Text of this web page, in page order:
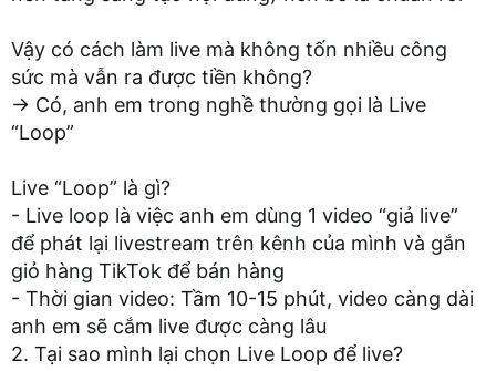
Vậy có cách làm live mà không tốn nhiều công
sức mà vẫn ra được tiền không?
-> Có, anh em trong nghề thường gọi là Live
“Loop”
Live “Loop” là gì?
- Live loop là việc anh em dùng 1 video “giả live”
để phát lại livestream trên kênh của mình và gắn
giỏ hàng TikTok để bán hàng
- Thời gian video: Tầm 10-15 phút, video càng dài
anh em sẽ cắm live được càng lâu
2. Tại sao mình lại chọn Live Loop để live?